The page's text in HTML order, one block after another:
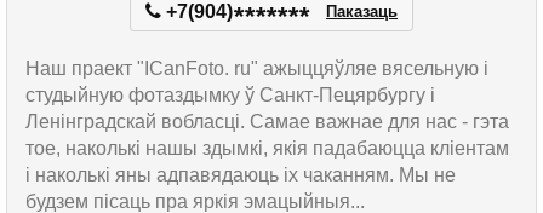
+7(904)******* Паказаць
Наш праект "ICanFoto. ru" ажыццяўляе вясельную і
студыйную фотаздымку ў Санкт-Пецярбургу і
Ленінградскай вобласці. Самае важнае для нас - гэта
тое, наколькі нашы здымкі, якія падабаюцца кліентам
і наколькі яны адпавядаюць іх чаканням. Мы не
будзем пісаць пра яркія эмацыйныя...